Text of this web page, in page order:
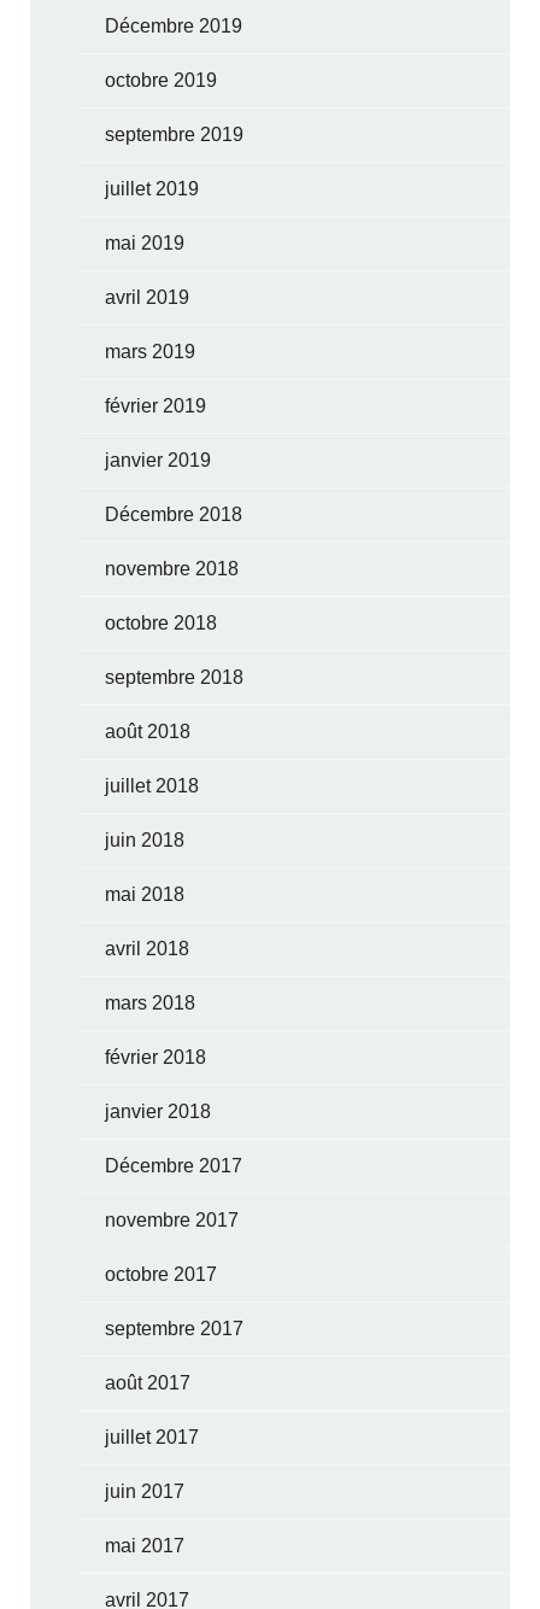
Décembre 2019
octobre 2019
septembre 2019
juillet 2019
mai 2019
avril 2019
mars 2019
février 2019
janvier 2019
Décembre 2018
novembre 2018
octobre 2018
septembre 2018
août 2018
juillet 2018
juin 2018
mai 2018
avril 2018
mars 2018
février 2018
janvier 2018
Décembre 2017
novembre 2017
octobre 2017
septembre 2017
août 2017
juillet 2017
juin 2017
mai 2017
avril 2017